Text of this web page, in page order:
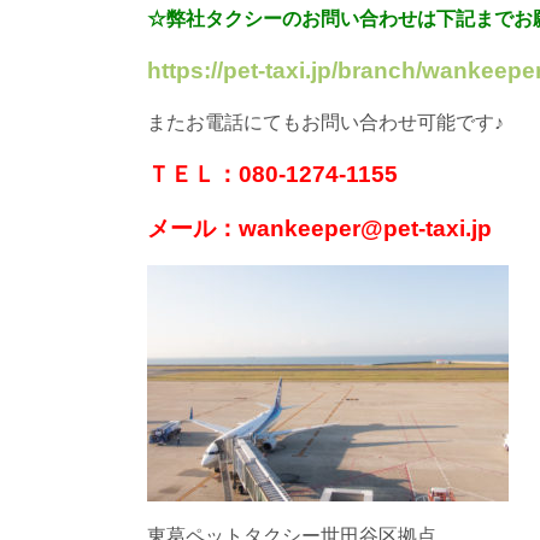
☆弊社タクシーのお問い合わせは下記まで
https://pet-taxi.jp/branch/
またお電話にてもお問い合わせ可能です♪
ＴＥＬ：080-1274-1155
メール：wankeeper@pet-taxi.jp
東葛ペットタクシー世田谷区拠点